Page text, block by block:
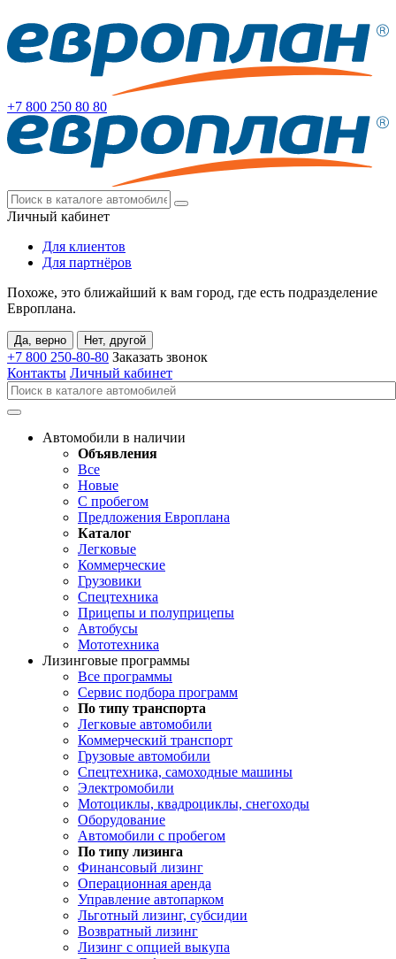
+7 800 250 80 80
Личный кабинет
Для клиентов
Для партнёров
Похоже, это ближайший к вам город, где есть подразделение
Европлана.
Да, верно Нет, другой
+7 800 250-80-80 Заказать звонок
Контакты Личный кабинет
Автомобили в наличии
Объявления
Все
Новые
С пробегом
Предложения Европлана
Каталог
Легковые
Коммерческие
Грузовики
Спецтехника
Прицепы и полуприцепы
Автобусы
Мототехника
Лизинговые программы
Все программы
Сервис подбора программ
По типу транспорта
Легковые автомобили
Коммерческий транспорт
Грузовые автомобили
Спецтехника, самоходные машины
Электромобили
Мотоциклы, квадроциклы, снегоходы
Оборудование
Автомобили с пробегом
По типу лизинга
Финансовый лизинг
Операционная аренда
Управление автопарком
Льготный лизинг, субсидии
Возвратный лизинг
Лизинг с опцией выкупа